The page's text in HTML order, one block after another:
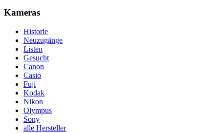
Kameras
Historie
Neuzugänge
Listen
Gesucht
Canon
Casio
Fuji
Kodak
Nikon
Olympus
Sony
alle Hersteller